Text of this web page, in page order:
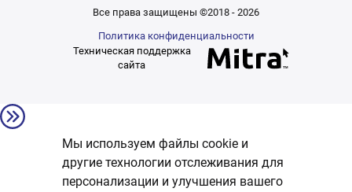
Все права защищены ©2018 - 2026
Политика конфиденциальности
Техническая поддержка
сайта
Мы используем файлы cookie и
другие технологии отслеживания для
персонализации и улучшения вашего